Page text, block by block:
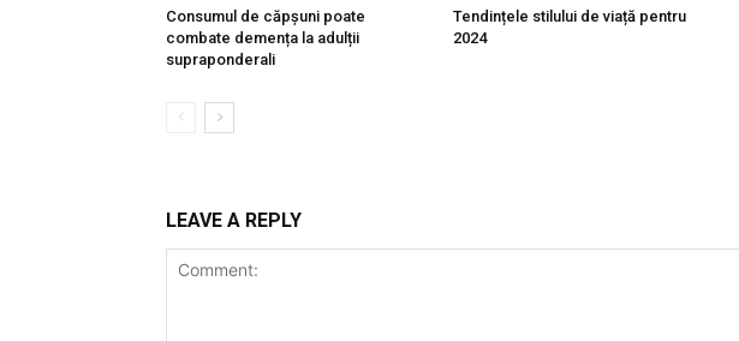
Consumul de căpșuni poate
combate demența la adulții
supraponderali
Tendințele stilului de viață pentru
2024
LEAVE A REPLY